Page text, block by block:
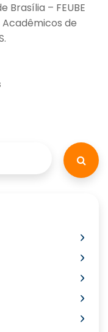
Brasília – FEUBE
de